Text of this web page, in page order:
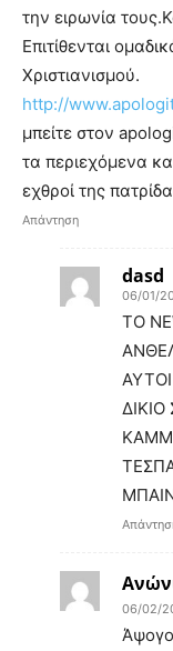
την ειρωνία
Επιτίθενται
Χριστιανισμού.
http://
μπείτε στον
τα περιεχόμενα
εχθροί της
Απάντηση
dasd
06/01/
TΟ
06/02/